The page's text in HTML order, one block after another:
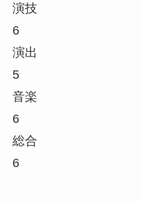
演技
6
演出
5
音楽
6
総合
6